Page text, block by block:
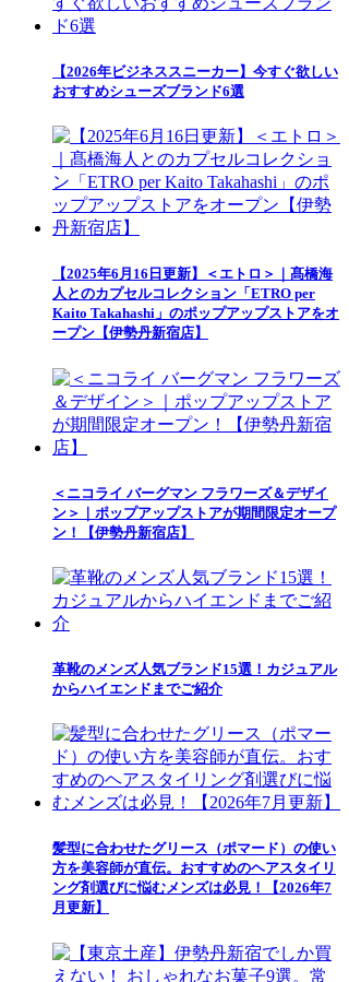
【2026年ビジネススニーカー】今すぐ欲しい
おすすめシューズブランド6選
【2025年6月16日更新】＜エトロ＞｜髙橋海
人とのカプセルコレクション「ETRO per
Kaito Takahashi」のポップアップストアをオ
ープン【伊勢丹新宿店】
＜ニコライ バーグマン フラワーズ＆デザイ
ン＞｜ポップアップストアが期間限定オープ
ン！【伊勢丹新宿店】
革靴のメンズ人気ブランド15選！カジュアル
からハイエンドまでご紹介
髪型に合わせたグリース（ポマード）の使い
方を美容師が直伝。おすすめのヘアスタイリ
ング剤選びに悩むメンズは必見！【2026年7
月更新】